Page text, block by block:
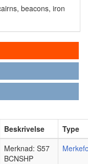
beacons, iron
Beskrivelse
Type
Merknad: S57
BCNSHP